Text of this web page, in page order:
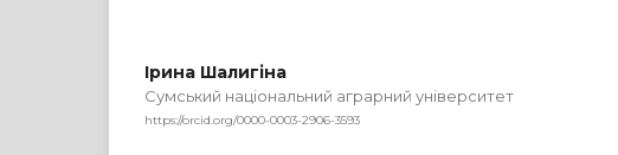
Ірина Шалигіна
Сумський національний аграрний університет
https://orcid.org/0000-0003-2906-3593